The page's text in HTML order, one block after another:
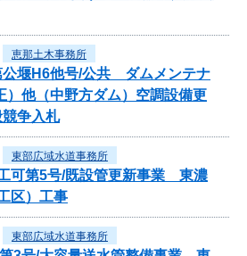
恵那土木事務所
公堰H6他号/公共 ダムメンテナ
）他（中野方ダム）空調設備更
争入札
東部広域水道事務所
可第5号/既設管更新事業 東濃
区）工事
東部広域水道事務所